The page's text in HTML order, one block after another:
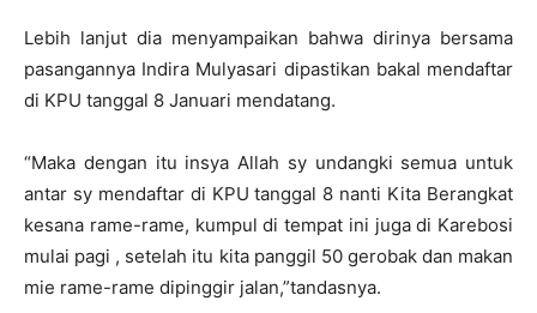
Lebih lanjut dia menyampaikan bahwa dirinya bersama
pasangannya Indira Mulyasari dipastikan bakal mendaftar
di KPU tanggal 8 Januari mendatang.
“Maka dengan itu insya Allah sy undangki semua untuk
antar sy mendaftar di KPU tanggal 8 nanti Kita Berangkat
kesana rame-rame, kumpul di tempat ini juga di Karebosi
mulai pagi , setelah itu kita panggil 50 gerobak dan makan
mie rame-rame dipinggir jalan,”tandasnya.